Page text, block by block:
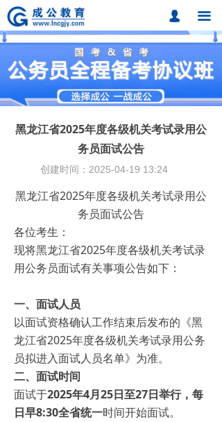
끀
首页
课程中心
题库中心
网校课程
成公合作
联系我们
招考动态
在线报名
넙
黑龙江省2025年度各级机关考试录用公
务员面试公告
黑龙江省2025年度各级机关考试录用公
务员面试公告
各位考生：
现将黑龙江省2025年度各级机关考试录
用公务员面试有关事项公告如下：
一、面试人员
以面试资格确认工作结束后发布的《黑
龙江省2025年度各级机关考试录用公务
员拟进入面试人员名单》为准。
二、面试时间
面试于2025年4月25日至27日举行，每
日早8:30全省统一时间开始面试。
创建时间： 2025-04-19 13:24